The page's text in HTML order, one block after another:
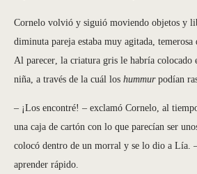
Cornelo volvió y siguió moviendo objetos y
diminuta pareja estaba muy agitada,
Al parecer, la criatura gris le habría colocado
niña, a través de la cuál los hummurpodían
– ¡Los encontré! – exclamó Cornelo, al
una caja de cartón con lo que parecían ser
colocó dentro de un morral y se lo dio a Lía.
aprender rápido.